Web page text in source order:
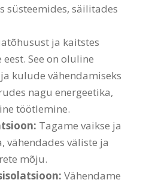
süsteemides, säilitades
ja kaitstes
See on oluline
kulude vähendamiseks
nagu energeetika,
töötlemine.
Tagame vaikse ja
vähendades väliste ja
mõju.
Vähendame